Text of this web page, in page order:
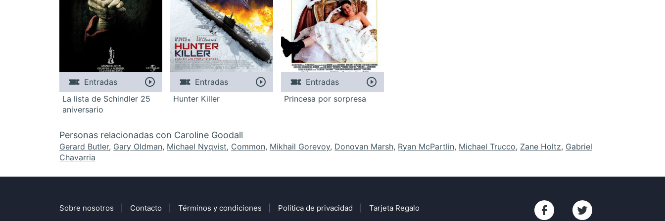
Entradas
La lista de Schindler 25
aniversario
Entradas
Hunter Killer
Entradas
Princesa por sorpresa
Personas relacionadas con Caroline Goodall
Gerard Butler, Gary Oldman, Michael Nyqvist, Common, Mikhail Gorevoy, Donovan Marsh, Ryan McPartlin, Michael Trucco, Zane Holtz, Gabriel
Chavarria
Sobre nosotros Contacto Términos y condiciones Política de privacidad Tarjeta Regalo